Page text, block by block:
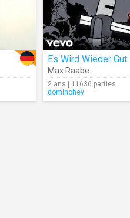
Es Wird Wieder Gut
Max Raabe
2 ans | 11636 parties
dominohey